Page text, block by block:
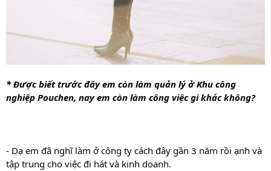
* Được biết trước đây em còn làm quản lý ở Khu công
nghiệp Pouchen, nay em còn làm công việc gì khác không?
- Dạ em đã nghĩ làm ở công ty cách đây gần 3 năm rồi ạnh và
tập trung cho việc đi hát và kinh doanh.